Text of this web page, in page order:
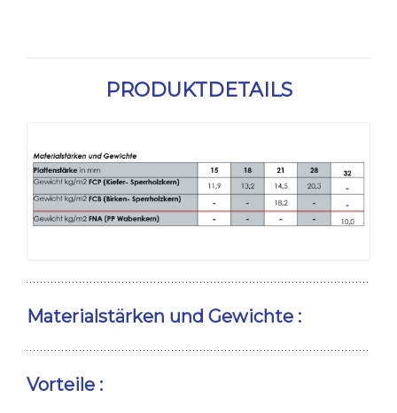
PRODUKTDETAILS
Materialstärken und Gewichte :
Vorteile :